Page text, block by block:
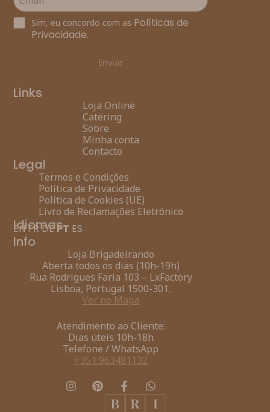
Sim, eu concordo com as Políticas de
Privacidade.
Enviar
Links
Loja Online
Catering
Sobre
Minha conta
Contacto
Legal
Termos e Condições
Política de Privacidade
Política de Cookies (UE)
Livro de Reclamações Eletrónico
Idiomas
EN FR DEPT ES
Info
Loja Brigadeirando
Aberta todos os dias (10h-19h)
Rua Rodrigues Faria 103 – LxFactory
Lisboa, Portugal 1500-301.
Ver no Mapa
Atendimento ao Cliente:
Dias úteis 10h-18h
Telefone / WhatsApp
+351 963481132